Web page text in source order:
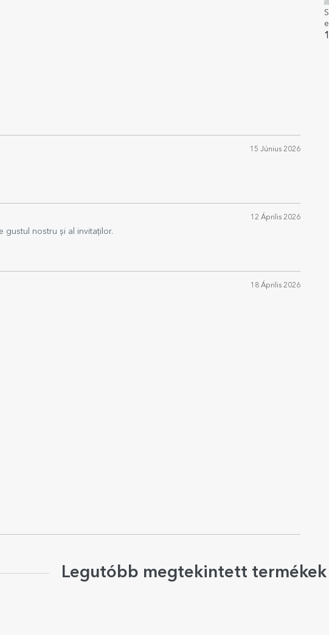
15 Június 2026
12 Április 2026
gustul nostru și al invitaților.
18 Április 2026
Legutóbb megtekintett termékek